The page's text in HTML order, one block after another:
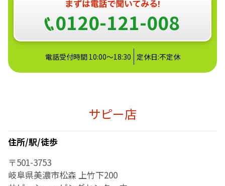
0120-121-008
電話受付時間 10:00～18:30 定休日:不定休
サピー店
住所/駅/徒歩
〒501-3753
岐阜県美濃市松森 上竹下200